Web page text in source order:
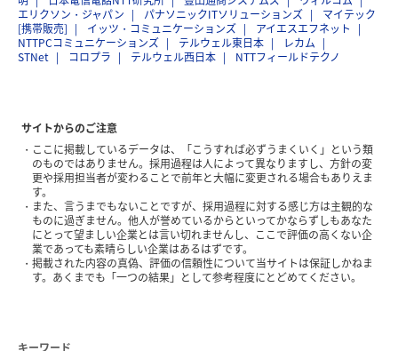
エリクソン・ジャパン
パナソニックITソリューションズ
マイテック
[携帯販売]
イッツ・コミュニケーションズ
アイエスエフネット
NTTPCコミュニケーションズ
テルウェル東日本
レカム
STNet
コロプラ テルウェル西日本 NTTフィールドテクノ
サイトからのご注意
ここに掲載しているデータは、「こうすれば必ずうまくいく」という類
のものではありません。採用過程は人によって異なりますし、方針の変
更や採用担当者が変わることで前年と大幅に変更される場合もありえま
す。
また、言うまでもないことですが、採用過程に対する感じ方は主観的な
ものに過ぎません。他人が誉めているからといってかならずしもあなた
にとって望ましい企業とは言い切れませんし、ここで評価の高くない企
業であっても素晴らしい企業はあるはずです。
掲載された内容の真偽、評価の信頼性について当サイトは保証しかねま
す。あくまでも「一つの結果」として参考程度にとどめてください。
キーワード